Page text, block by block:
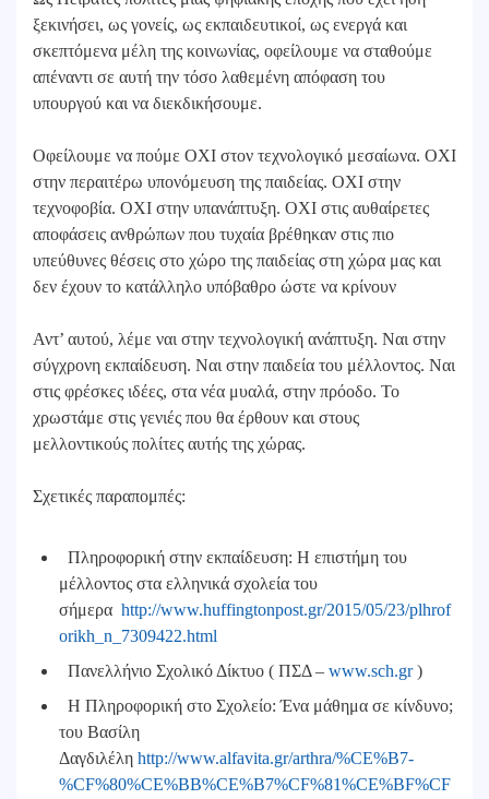
ξεκινήσει, ως γονείς, ως εκπαιδευτικοί, ως ενεργά και
σκεπτόμενα μέλη της κοινωνίας, οφείλουμε να σταθούμε
απέναντι σε αυτή την τόσο λαθεμένη απόφαση του
υπουργού και να διεκδικήσουμε.
Οφείλουμε να πούμε ΟΧΙ στον τεχνολογικό μεσαίωνα. ΟΧΙ
στην περαιτέρω υπονόμευση της παιδείας. ΟΧΙ στην
τεχνοφοβία. ΟΧΙ στην υπανάπτυξη. ΟΧΙ στις αυθαίρετες
αποφάσεις ανθρώπων που τυχαία βρέθηκαν στις πιο
υπεύθυνες θέσεις στο χώρο της παιδείας στη χώρα μας και
δεν έχουν το κατάλληλο υπόβαθρο ώστε να κρίνουν
Αντ’ αυτού, λέμε ναι στην τεχνολογική ανάπτυξη. Ναι στην
σύγχρονη εκπαίδευση. Ναι στην παιδεία του μέλλοντος. Ναι
στις φρέσκες ιδέες, στα νέα μυαλά, στην πρόοδο. Το
χρωστάμε στις γενιές που θα έρθουν και στους
μελλοντικούς πολίτες αυτής της χώρας.
Σχετικές παραπομπές:
Πληροφορική στην εκπαίδευση: Η επιστήμη του
μέλλοντος στα ελληνικά σχολεία του
σήμερα http://www.huffingtonpost.gr/2015/05/23/plhrof
orikh_n_7309422.html
Πανελλήνιο Σχολικό Δίκτυο ( ΠΣΔ – www.sch.gr)
Η Πληροφορική στο Σχολείο: Ένα μάθημα σε κίνδυνο;
του Βασίλη
Δαγδιλέλη http://www.alfavita.gr/arthra/%CE%B7-
%CF%80%CE%BB%CE%B7%CF%81%CE%BF%CF